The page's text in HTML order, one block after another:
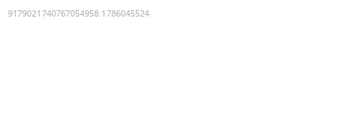
9179021740767054958:1786045524